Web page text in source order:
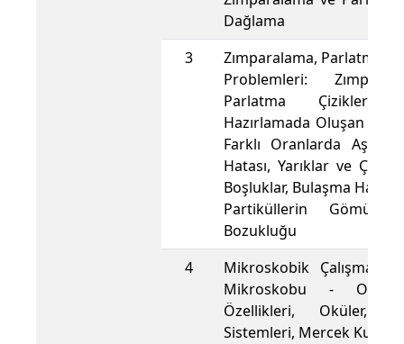
Dağlama
3
Zımparalama, Parlatma
Problemleri:
Parlatma Çizikleri,
Hazırlamada Oluşan
Farklı Oranlarda
Hatası, Yarıklar ve
Boşluklar, Bulaşma Hatası,
Partiküllerin
Bozukluğu
4
Mikroskobik
Mikroskobu -
Özellikleri, Oküler,
Sistemleri, Mercek